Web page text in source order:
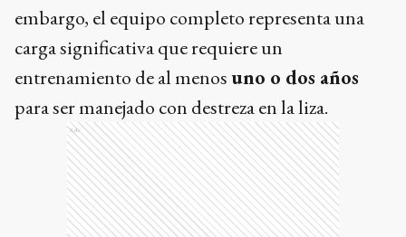
embargo, el equipo completo representa una
carga significativa que requiere un
entrenamiento de al menosuno o dos años
para ser manejado con destreza en la liza.
Ads